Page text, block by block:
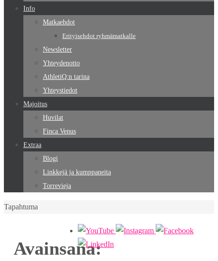
Info
Matkaehdot
Erityisehdot ryhmämatkalle
Newsletter
Yhteydenotto
AthletiQ:n tarina
Yhteystiedot
Majoitus
Huvilat
Finca Venus
Extraa
Blogi
Linkkejä ja kumppaneita
Torrevieja
Home
Tapahtuma
Avainsana: